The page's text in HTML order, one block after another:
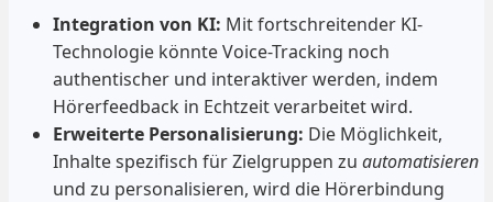
Integration von KI: Mit fortschreitender KI-
Technologie könnte Voice-Tracking noch
authentischer und interaktiver werden, indem
Hörerfeedback in Echtzeit verarbeitet wird.
Erweiterte Personalisierung: Die Möglichkeit,
Inhalte spezifisch für Zielgruppen zu automatisieren
und zu personalisieren, wird die Hörerbindung